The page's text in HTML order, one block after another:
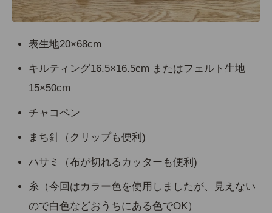
表生地20×68cm
キルティング16.5×16.5cm またはフェルト生地
15×50cm
チャコペン
まち針（クリップも便利)
ハサミ（布が切れるカッターも便利)
糸（今回はカラー色を使用しましたが、見えない
ので白色などおうちにある色でOK）